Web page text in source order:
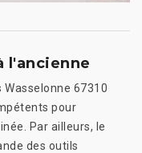
l'ancienne
67310
pour
Par ailleurs, le
des outils